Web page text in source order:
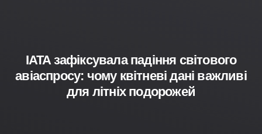
IATA зафіксувала падіння світового
авіаспросу: чому квітневі дані важливі
для літніх подорожей